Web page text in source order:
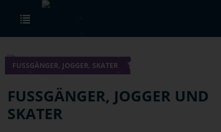
Skip to main content
FUSSGÄNGER, JOGGER, SKATER
FUSSGÄNGER, JOGGER UND S
KATER